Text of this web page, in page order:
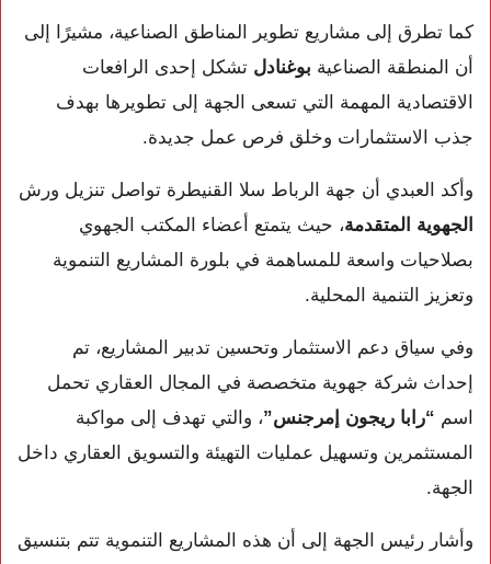
كما تطرق إلى مشاريع تطوير المناطق الصناعية، مشيرًا إلى
أن المنطقة الصناعية بوغنادل تشكل إحدى الرافعات
الاقتصادية المهمة التي تسعى الجهة إلى تطويرها بهدف
جذب الاستثمارات وخلق فرص عمل جديدة.
وأكد العبدي أن جهة الرباط سلا القنيطرة تواصل تنزيل ورش
الجهوية المتقدمة، حيث يتمتع أعضاء المكتب الجهوي
بصلاحيات واسعة للمساهمة في بلورة المشاريع التنموية
وتعزيز التنمية المحلية.
وفي سياق دعم الاستثمار وتحسين تدبير المشاريع، تم
إحداث شركة جهوية متخصصة في المجال العقاري تحمل
اسم “رابا ريجون إمرجنس”، والتي تهدف إلى مواكبة
المستثمرين وتسهيل عمليات التهيئة والتسويق العقاري داخل
الجهة.
وأشار رئيس الجهة إلى أن هذه المشاريع التنموية تتم بتنسيق